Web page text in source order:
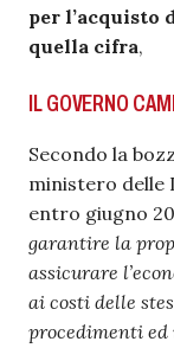
per l’acquisto
quella cifra,
IL GOVERNO
Secondo la
ministero delle
entro giugno
garantire la
assicurare
ai costi delle
procedimenti ed